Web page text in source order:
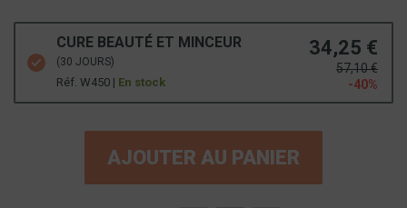
CURE BEAUTÉ ET MINCEUR
(30 JOURS)
Réf. W450 | En stock
34,25 €
57,10 €
-40%
AJOUTER AU PANIER